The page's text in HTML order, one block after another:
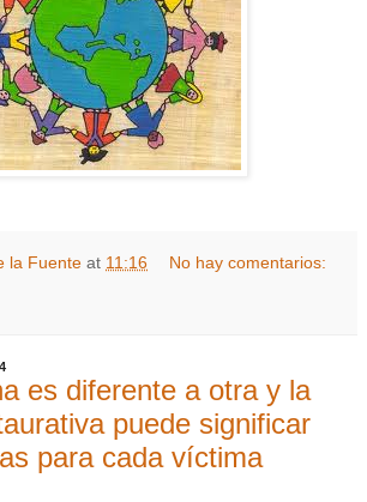
la Fuente at 11:16 No hay comentarios:
es diferente a otra y la
puede significar
para cada víctima